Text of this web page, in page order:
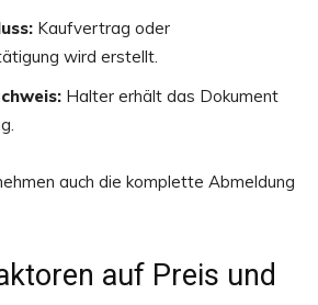
Kaufvertrag oder
wird erstellt.
Halter erhält das Dokument
auch die komplette Abmeldung
auf Preis und